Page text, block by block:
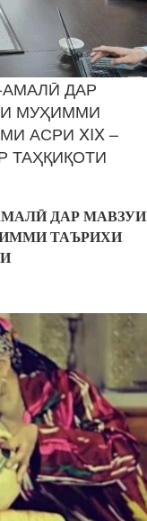
ДАР
МУҲИММИ
АСРИ XIX –
ТАҲҚИҚОТИ
Ӣ ДАР МАВЗУИ
ТАЪРИХИ